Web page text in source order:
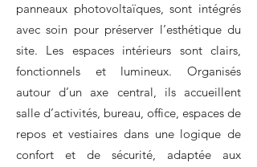
panneaux photovoltaïques, sont intégrés
avec soin pour préserver l’esthétique du
site. Les espaces intérieurs sont clairs,
fonctionnels et lumineux. Organisés
autour d’un axe central, ils accueillent
salle d’activités, bureau, office, espaces de
repos et vestiaires dans une logique de
confort et de sécurité, adaptée aux